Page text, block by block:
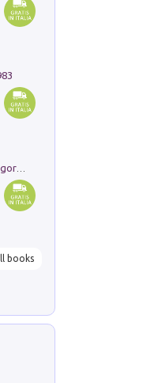
books